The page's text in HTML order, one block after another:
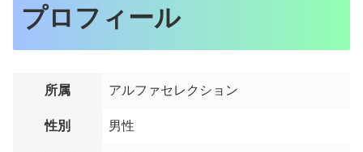
プロフィール
所属 アルファセレクション
性別 男性